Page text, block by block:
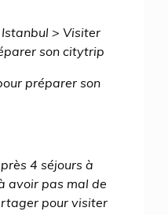
> Visiter
son citytrip
préparer son
4 séjours à
avoir pas mal de
pour visiter